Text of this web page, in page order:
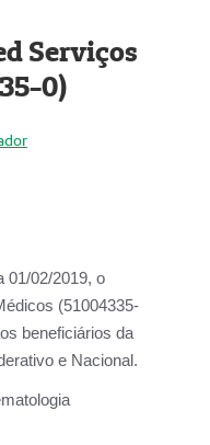
Serviços
0)
01/02/2019, o
(51004335-
beneficiários da
e Nacional.